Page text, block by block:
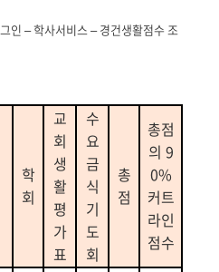
인–학사서비스–경건생활점수 조
학
회
교
회
생
활
평
가
표
수
요
금
식
기
도
회
총
점
총점
의 9
0%
커트
라인
점수